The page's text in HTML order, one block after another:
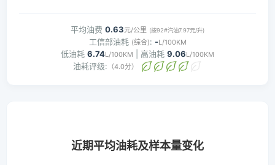
平均油费 0.63元/公里 (按92#汽油7.97元/升)
工信部油耗 (综合): -L/100KM
低油耗 6.74L/100KM | 高油耗 9.06L/100KM
油耗评级: （4.0分）